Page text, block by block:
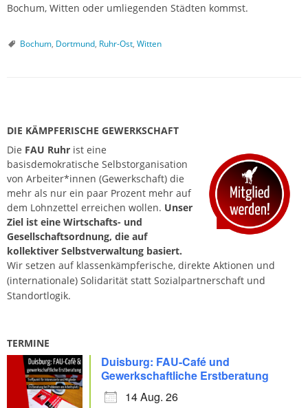
Bochum, Witten oder umliegenden Städten kommst.
Bochum, Dortmund, Ruhr-Ost, Witten
o
s
t
N
a
v
i
g
a
t
o
n
DIE KÄMPFERISCHE GEWERKSCHAFT
Die FAU Ruhr ist eine
basisdemokratische Selbstorganisation
von Arbeiter*innen (Gewerkschaft) die
mehr als nur ein paar Prozent mehr auf
dem Lohnzettel erreichen wollen. Unser
Ziel ist eine Wirtschafts- und
Gesellschaftsordnung, die auf
kollektiver Selbstverwaltung basiert.
Wir setzen auf klassenkämpferische, direkte Aktionen und
(internationale) Solidarität statt Sozialpartnerschaft und
Standortlogik.
TERMINE
Duisburg: FAU-Café und
Gewerkschaftliche Erstberatung
14 Aug. 26